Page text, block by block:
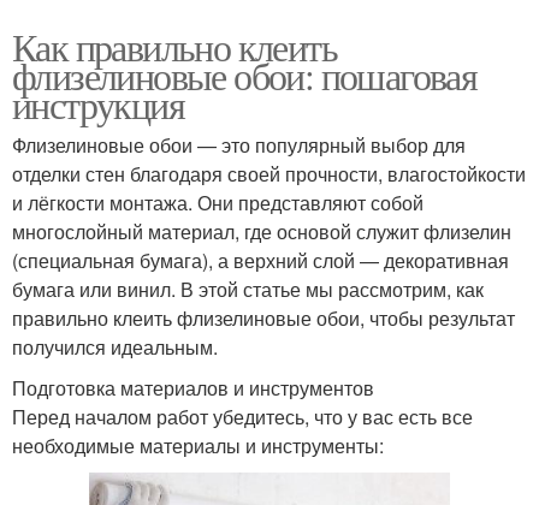
Как правильно клеить
флизелиновые обои: пошаговая
инструкция
Флизелиновые обои — это популярный выбор для
отделки стен благодаря своей прочности, влагостойкости
и лёгкости монтажа. Они представляют собой
многослойный материал, где основой служит флизелин
(специальная бумага), а верхний слой — декоративная
бумага или винил. В этой статье мы рассмотрим, как
правильно клеить флизелиновые обои, чтобы результат
получился идеальным.
Подготовка материалов и инструментов
Перед началом работ убедитесь, что у вас есть все
необходимые материалы и инструменты: